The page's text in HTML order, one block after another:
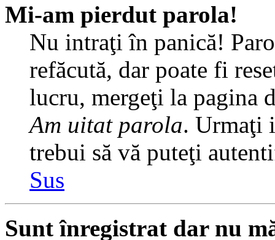
Mi-am pierdut parola!
Nu intraţi în panică!
refăcută, dar poate fi
lucru, mergeţi la pagina
Am uitat parola. Urmaţi
trebui să vă puteţi
Sus
Sunt înregistrat dar nu